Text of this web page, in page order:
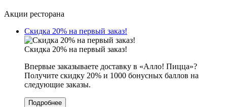
Акции ресторана
Скидка 20% на первый заказ!
Скидка 20% на первый заказ!
Впервые заказываете доставку в «Алло! Пицца»?
Получите скидку 20% и 1000 бонусных баллов на
следующие заказы.
Подробнее